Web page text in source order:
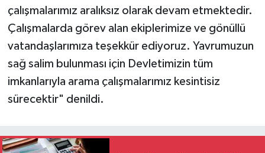
çalışmalarımız aralıksız olarak devam etmektedir.
Çalışmalarda görev alan ekiplerimize ve gönüllü
vatandaşlarımıza teşekkür ediyoruz. Yavrumuzun
sağ salim bulunması için Devletimizin tüm
imkanlarıyla arama çalışmalarımız kesintisiz
sürecektir" denildi.